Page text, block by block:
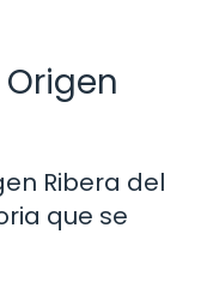
Ribera del
que se